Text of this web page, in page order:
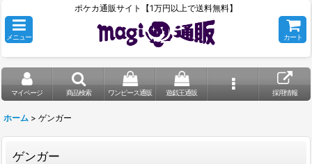
ポケカ通販サイト【1万円以上で送料無料】
メニュー カート
マイページ 商品検索 ワンピース通販 遊戯王通販 採用情報
ホーム > ゲンガー
ゲンガー